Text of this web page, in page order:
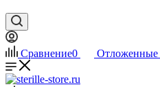
Сравнение0 Отложенные